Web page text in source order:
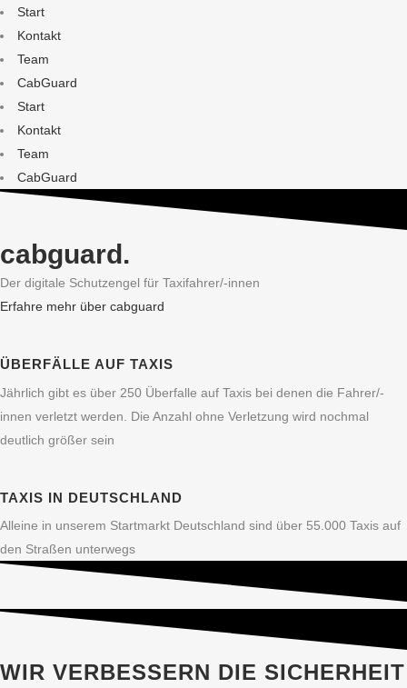
Start
Kontakt
Team
CabGuard
Start
Kontakt
Team
CabGuard
cabguard.
Der digitale Schutzengel für Taxifahrer/-innen
Erfahre mehr über cabguard
ÜBERFÄLLE AUF TAXIS
Jährlich gibt es über 250 Überfalle auf Taxis bei denen die Fahrer/-
innen verletzt werden. Die Anzahl ohne Verletzung wird nochmal
deutlich größer sein
TAXIS IN DEUTSCHLAND
Alleine in unserem Startmarkt Deutschland sind über 55.000 Taxis auf
den Straßen unterwegs
WIR VERBESSERN DIE SICHERHEIT